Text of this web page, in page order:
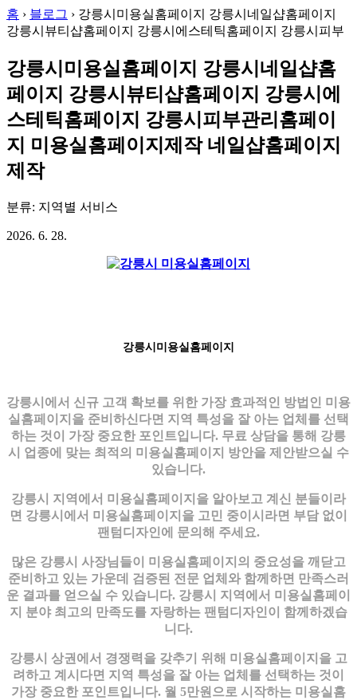
홈 › 블로그 › 강릉시미용실홈페이지 강릉시네일샵홈페이지
강릉시뷰티샵홈페이지 강릉시에스테틱홈페이지 강릉시피부
강릉시미용실홈페이지 강릉시네일샵홈
페이지 강릉시뷰티샵홈페이지 강릉시에
스테틱홈페이지 강릉시피부관리홈페이
지 미용실홈페이지제작 네일샵홈페이지
제작
분류: 지역별 서비스
2026. 6. 28.
강릉시미용실홈페이지
강릉시에서 신규 고객 확보를 위한 가장 효과적인 방법인 미용
실홈페이지을 준비하신다면 지역 특성을 잘 아는 업체를 선택
하는 것이 가장 중요한 포인트입니다. 무료 상담을 통해 강릉
시 업종에 맞는 최적의 미용실홈페이지 방안을 제안받으실 수
있습니다.
강릉시 지역에서 미용실홈페이지을 알아보고 계신 분들이라
면 강릉시에서 미용실홈페이지을 고민 중이시라면 부담 없이
팬텀디자인에 문의해 주세요.
많은 강릉시 사장님들이 미용실홈페이지의 중요성을 깨닫고
준비하고 있는 가운데 검증된 전문 업체와 함께하면 만족스러
운 결과를 얻으실 수 있습니다. 강릉시 지역에서 미용실홈페이
지 분야 최고의 만족도를 자랑하는 팬텀디자인이 함께하겠습
니다.
강릉시 상권에서 경쟁력을 갖추기 위해 미용실홈페이지을 고
려하고 계시다면 지역 특성을 잘 아는 업체를 선택하는 것이
가장 중요한 포인트입니다. 월 5만원으로 시작하는 미용실홈